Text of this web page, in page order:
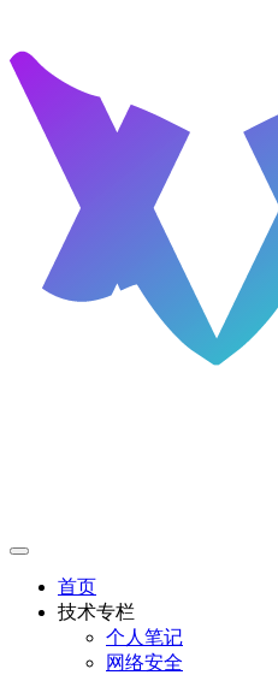
首页
技术专栏
个人笔记
网络安全